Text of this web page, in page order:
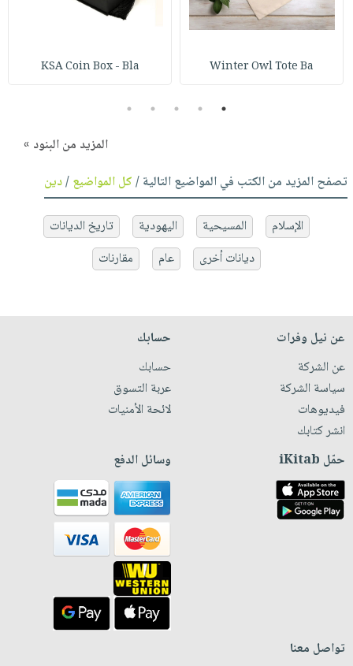
Winter Owl Tote Ba
KSA Coin Box - Bla
1
2
3
4
5
المزيد من البنود »
تصفح المزيد من الكتب في المواضيع التالية /كل المواضيع/دين
الإسلام المسيحية اليهودية
تاريخ الديانات
ديانات أخرى
عام مقارنات
عن نيل وفرات
عن الشركة
سياسة الشركة
فيديوهات
انشر كتابك
حسابك
حسابك
عربة التسوق
لائحة الأمنيات
حمّل iKitab وسائل الدفع
تواصل معنا